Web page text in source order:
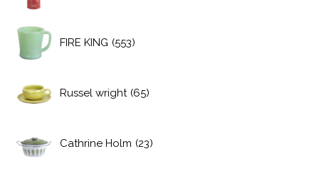
FIRE KING (553)
Russel wright (65)
Cathrine Holm (23)